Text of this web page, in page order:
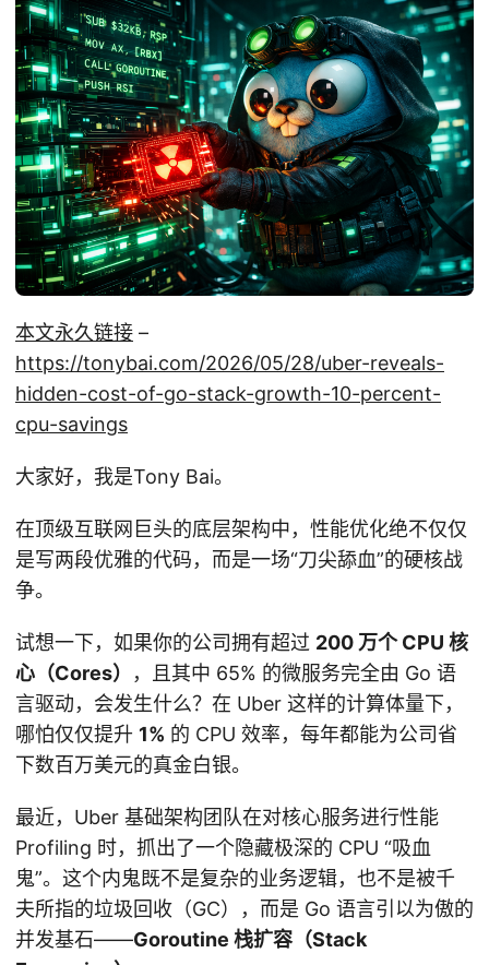
本文永久链接 –
https://tonybai.com/2026/05/28/uber-reveals-
hidden-cost-of-go-stack-growth-10-percent-
cpu-savings
大家好，我是Tony Bai。
在顶级互联网巨头的底层架构中，性能优化绝不仅仅
是写两段优雅的代码，而是一场“刀尖舔血”的硬核战
争。
试想一下，如果你的公司拥有超过 200 万个 CPU 核
心（Cores）
，且其中 65% 的微服务完全由 Go 语
言驱动，会发生什么？在 Uber 这样的计算体量下，
哪怕仅仅提升 1% 的 CPU 效率，每年都能为公司省
下数百万美元的真金白银。
最近，Uber 基础架构团队在对核心服务进行性能
Profiling 时，抓出了一个隐藏极深的 CPU “吸血
鬼”。这个内鬼既不是复杂的业务逻辑，也不是被千
夫所指的垃圾回收（GC），而是 Go 语言引以为傲的
并发基石——Goroutine 栈扩容（Stack